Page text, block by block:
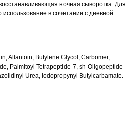
ночная сыворотка. Для
в сочетании с дневной
Allantoin, Butylene Glycol, Carbomer,
Palmitoyl Tetrapeptide-7, sh-Oligopeptide-
Urea, Iodopropynyl Butylcarbamate.